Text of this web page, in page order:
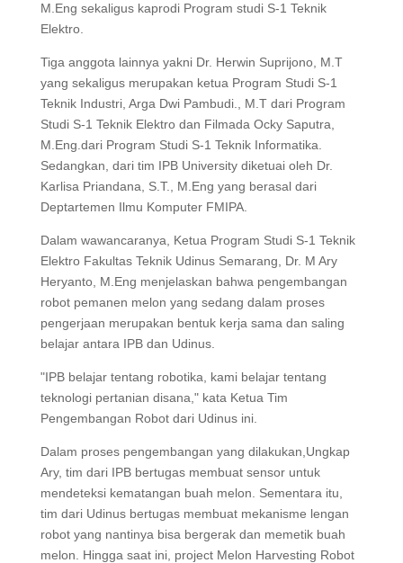
M.Eng sekaligus kaprodi Program studi S-1 Teknik
Elektro.
Tiga anggota lainnya yakni Dr. Herwin Suprijono, M.T
yang sekaligus merupakan ketua Program Studi S-1
Teknik Industri, Arga Dwi Pambudi., M.T dari Program
Studi S-1 Teknik Elektro dan Filmada Ocky Saputra,
M.Eng.dari Program Studi S-1 Teknik Informatika.
Sedangkan, dari tim IPB University diketuai oleh Dr.
Karlisa Priandana, S.T., M.Eng yang berasal dari
Deptartemen Ilmu Komputer FMIPA.
Dalam wawancaranya, Ketua Program Studi S-1 Teknik
Elektro Fakultas Teknik Udinus Semarang, Dr. M Ary
Heryanto, M.Eng menjelaskan bahwa pengembangan
robot pemanen melon yang sedang dalam proses
pengerjaan merupakan bentuk kerja sama dan saling
belajar antara IPB dan Udinus.
"IPB belajar tentang robotika, kami belajar tentang
teknologi pertanian disana," kata Ketua Tim
Pengembangan Robot dari Udinus ini.
Dalam proses pengembangan yang dilakukan,Ungkap
Ary, tim dari IPB bertugas membuat sensor untuk
mendeteksi kematangan buah melon. Sementara itu,
tim dari Udinus bertugas membuat mekanisme lengan
robot yang nantinya bisa bergerak dan memetik buah
melon. Hingga saat ini, project Melon Harvesting Robot